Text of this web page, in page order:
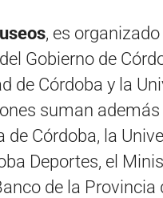
, es
Gobierno de
de Córdoba y la
suman
de Córdoba, la
Deportes, el
de la